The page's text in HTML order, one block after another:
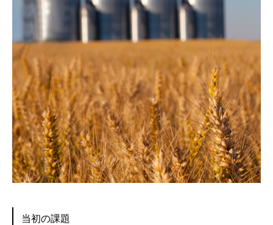
当初の課題